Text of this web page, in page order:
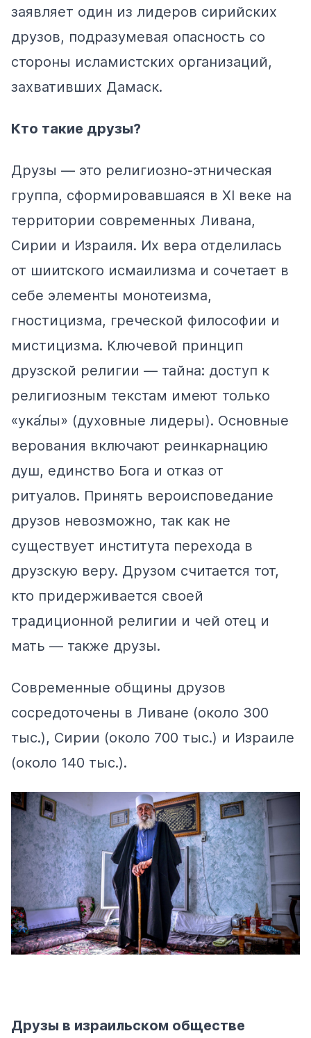
заявляет один из лидеров сирийских
друзов, подразумевая опасность со
стороны исламистских организаций,
захвативших Дамаск.
Кто такие друзы?
Друзы — это религиозно-этническая
группа, сформировавшаяся в XI веке на
территории современных Ливана,
Сирии и Израиля. Их вера отделилась
от шиитского исмаилизма и сочетает в
себе элементы монотеизма,
гностицизма, греческой философии и
мистицизма. Ключевой принцип
друзской религии — тайна: доступ к
религиозным текстам имеют только
«ука́лы» (духовные лидеры). Основные
верования включают реинкарнацию
душ, единство Бога и отказ от
ритуалов. Принять вероисповедание
друзов невозможно, так как не
существует института перехода в
друзскую веру. Друзом считается тот,
кто придерживается своей
традиционной религии и чей отец и
мать — также друзы.
Современные общины друзов
сосредоточены в Ливане (около 300
тыс.), Сирии (около 700 тыс.) и Израиле
(около 140 тыс.).
Друзы в израильском обществе